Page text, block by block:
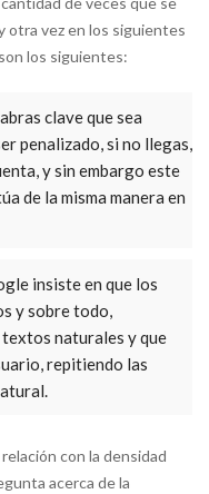
otra vez en los siguientes
los siguientes:
clave que sea
penalizado, si no llegas,
y sin embargo este
de la misma manera en
insiste en que los
y sobre todo,
naturales y que
repitiendo las
con la densidad
acerca de la